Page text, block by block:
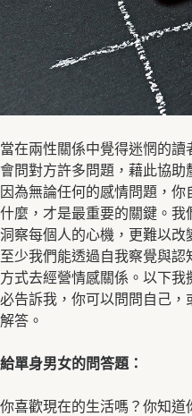
當在兩性關係中覺得迷惘的讀
會問對方許多問題，藉此協助
因為無論任何的感情問題，
什麼，才是最重要的關鍵。我
洞察每個人的心機，更難以改
至少我們能透過自我察覺與
方式去經營情感關係。以下我
必告訴我，你可以問問自己，
解答。
給單身男女的問答題：
你喜歡現在的生活嗎？你知道